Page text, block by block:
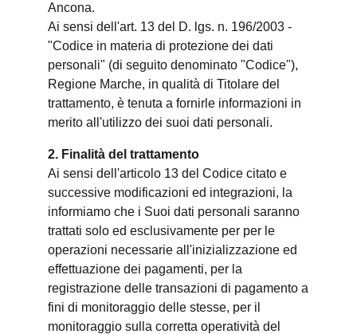
Ancona.
Ai sensi dell'art. 13 del D. lgs. n. 196/2003 -
"Codice in materia di protezione dei dati
personali" (di seguito denominato "Codice"),
Regione Marche, in qualità di Titolare del
trattamento, è tenuta a fornirle informazioni in
merito all'utilizzo dei suoi dati personali.
2. Finalità del trattamento
Ai sensi dell'articolo 13 del Codice citato e
successive modificazioni ed integrazioni, la
informiamo che i Suoi dati personali saranno
trattati solo ed esclusivamente per per le
operazioni necessarie all'inizializzazione ed
effettuazione dei pagamenti, per la
registrazione delle transazioni di pagamento a
fini di monitoraggio delle stesse, per il
monitoraggio sulla corretta operatività del